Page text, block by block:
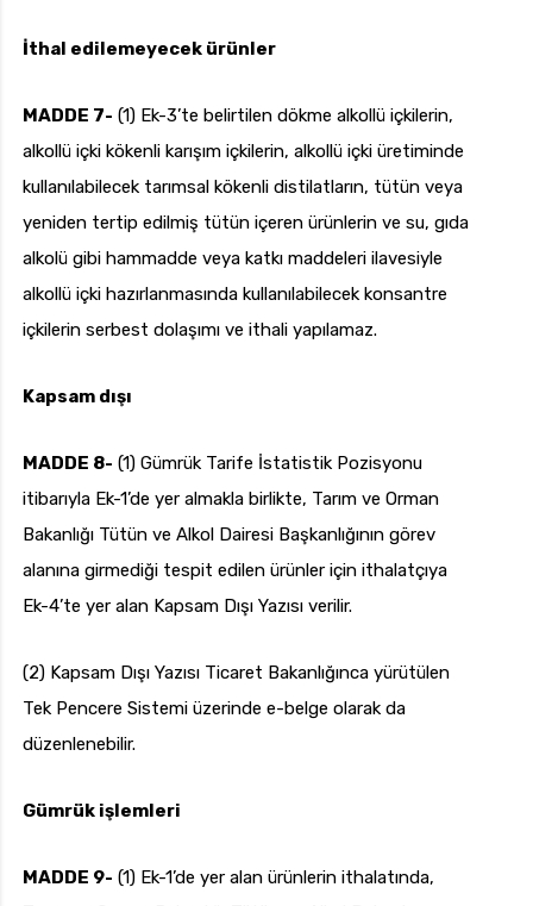
İthal edilemeyecek ürünler
MADDE 7- (1) Ek-3’te belirtilen dökme alkollü içkilerin,
alkollü içki kökenli karışım içkilerin, alkollü içki üretiminde
kullanılabilecek tarımsal kökenli distilatların, tütün veya
yeniden tertip edilmiş tütün içeren ürünlerin ve su, gıda
alkolü gibi hammadde veya katkı maddeleri ilavesiyle
alkollü içki hazırlanmasında kullanılabilecek konsantre
içkilerin serbest dolaşımı ve ithali yapılamaz.
Kapsam dışı
MADDE 8- (1) Gümrük Tarife İstatistik Pozisyonu
itibarıyla Ek-1’de yer almakla birlikte, Tarım ve Orman
Bakanlığı Tütün ve Alkol Dairesi Başkanlığının görev
alanına girmediği tespit edilen ürünler için ithalatçıya
Ek-4’te yer alan Kapsam Dışı Yazısı verilir.
(2) Kapsam Dışı Yazısı Ticaret Bakanlığınca yürütülen
Tek Pencere Sistemi üzerinde e-belge olarak da
düzenlenebilir.
Gümrük işlemleri
MADDE 9- (1) Ek-1’de yer alan ürünlerin ithalatında,